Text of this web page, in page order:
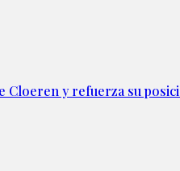
Cloeren y refuerza su